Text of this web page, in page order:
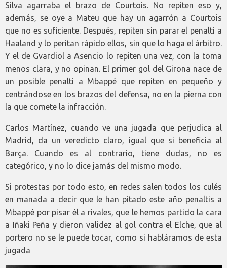
Silva agarraba el brazo de Courtois. No repiten eso y,
además, se oye a Mateu que hay un agarrón a Courtois
que no es suficiente. Después, repiten sin parar el penalti a
Haaland y lo peritan rápido ellos, sin que lo haga el árbitro.
Y el de Gvardiol a Asencio lo repiten una vez, con la toma
menos clara, y no opinan. El primer gol del Girona nace de
un posible penalti a Mbappé que repiten en pequeño y
centrándose en los brazos del defensa, no en la pierna con
la que comete la infracción.
Carlos Martínez, cuando ve una jugada que perjudica al
Madrid, da un veredicto claro, igual que si beneficia al
Barça. Cuando es al contrario, tiene dudas, no es
categórico, y no lo dice jamás del mismo modo.
Si protestas por todo esto, en redes salen todos los culés
en manada a decir que le han pitado este año penaltis a
Mbappé por pisar él a rivales, que le hemos partido la cara
a Iñaki Peña y dieron validez al gol contra el Elche, que al
portero no se le puede tocar, como si habláramos de esta
jugada